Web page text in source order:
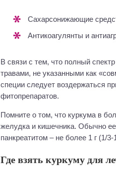
Сахарсонижающие
Антикоагулянты и
В связи с тем, что полный
травами, не указанными как
специи следует воздержаться
фитопрепаратов.
Помните о том, что куркума в
желудка и кишечника. Обычно
панкреатитом – не более 1 г (1/
Где взять куркуму для